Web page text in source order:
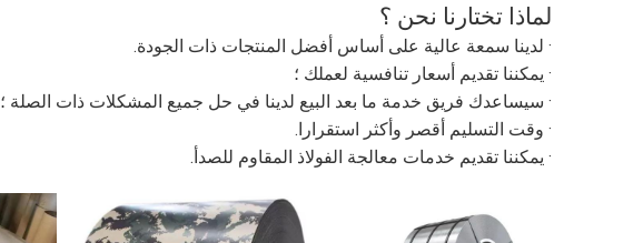
لماذا تختارنا نحن ؟
· لدينا سمعة عالية على أساس أفضل المنتجات ذات الجودة.
· يمكننا تقديم أسعار تنافسية لعملك ؛
· سيساعدك فريق خدمة ما بعد البيع لدينا في حل جميع المشكلات ذات الصلة ؛
· وقت التسليم أقصر وأكثر استقرارا.
· يمكننا تقديم خدمات معالجة الفولاذ المقاوم للصدأ.